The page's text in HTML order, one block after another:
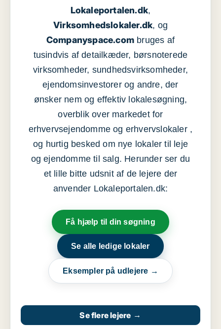
Lokaleportalen.dk,
Virksomhedslokaler.dk, og
Companyspace.com bruges af
tusindvis af detailkæder, børsnoterede
virksomheder, sundhedsvirksomheder,
ejendomsinvestorer og andre, der
ønsker nem og effektiv lokalesøgning,
overblik over markedet for
erhvervsejendomme og erhvervslokaler ,
og hurtig besked om nye lokaler til leje
og ejendomme til salg. Herunder ser du
et lille bitte udsnit af de lejere der
anvender Lokaleportalen.dk:
Få hjælp til din søgning
Se alle ledige lokaler
Eksempler på udlejere →
Se flere lejere →